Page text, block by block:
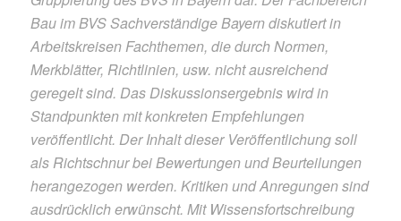
Bau im BVS Sachverständige Bayern diskutiert in
Arbeitskreisen Fachthemen, die durch Normen,
Merkblätter, Richtlinien, usw. nicht ausreichend
geregelt sind. Das Diskussionsergebnis wird in
Standpunkten mit konkreten Empfehlungen
veröffentlicht. Der Inhalt dieser Veröffentlichung soll
als Richtschnur bei Bewertungen und Beurteilungen
herangezogen werden. Kritiken und Anregungen sind
ausdrücklich erwünscht. Mit Wissensfortschreibung